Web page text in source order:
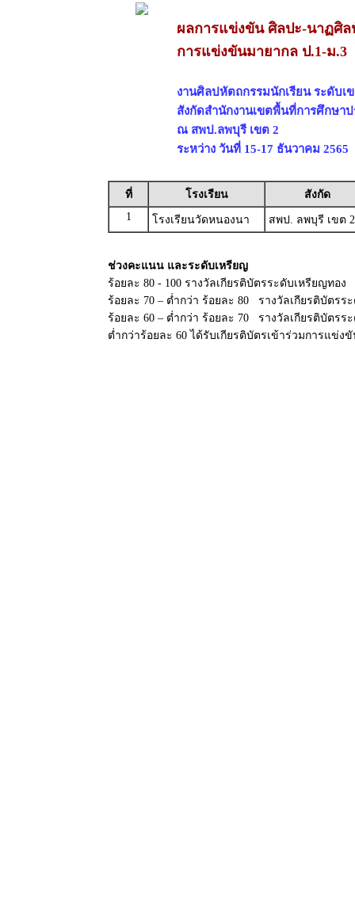
ผลการแข่งขัน ศิลปะ-นาฏศิล
การแข่งขันมายากล ป.1-ม.3
งานศิลปหัตถกรรมนักเรียน ระดับเ
สังกัดสำนักงานเขตพื้นที่การศึกษา
ณ สพป.ลพบุรี เขต 2
ระหว่าง วันที่ 15-17 ธันวาคม 2565
ที่ โรงเรียน
สังกัด
1
โรงเรียนวัดหนองนา สพป. ลพบุรี เขต 2
ช่วงคะแนน และระดับเหรียญ
ร้อยละ 80 - 100 รางวัลเกียรติบัตรระดับเหรียญทอง
ร้อยละ 70 – ต่ำกว่า ร้อยละ 80 รางวัลเกียรติบัตรร
ร้อยละ 60 – ต่ำกว่า ร้อยละ 70 รางวัลเกียรติบัตรร
ต่ำกว่าร้อยละ 60 ได้รับเกียรติบัตรเข้าร่วมการแข่ง